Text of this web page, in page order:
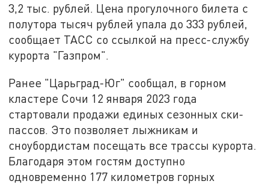
3,2 тыс. рублей. Цена прогулочного билета с
полутора тысяч рублей упала до 333 рублей,
сообщает ТАСС со ссылкой на пресс-службу
курорта "Газпром".
Ранее "Царьград-Юг" сообщал, в горном
кластере Сочи 12 января 2023 года
стартовали продажи единых сезонных ски-
пассов. Это позволяет лыжникам и
сноубордистам посещать все трассы курорта.
Благодаря этом гостям доступно
одновременно 177 километров горных